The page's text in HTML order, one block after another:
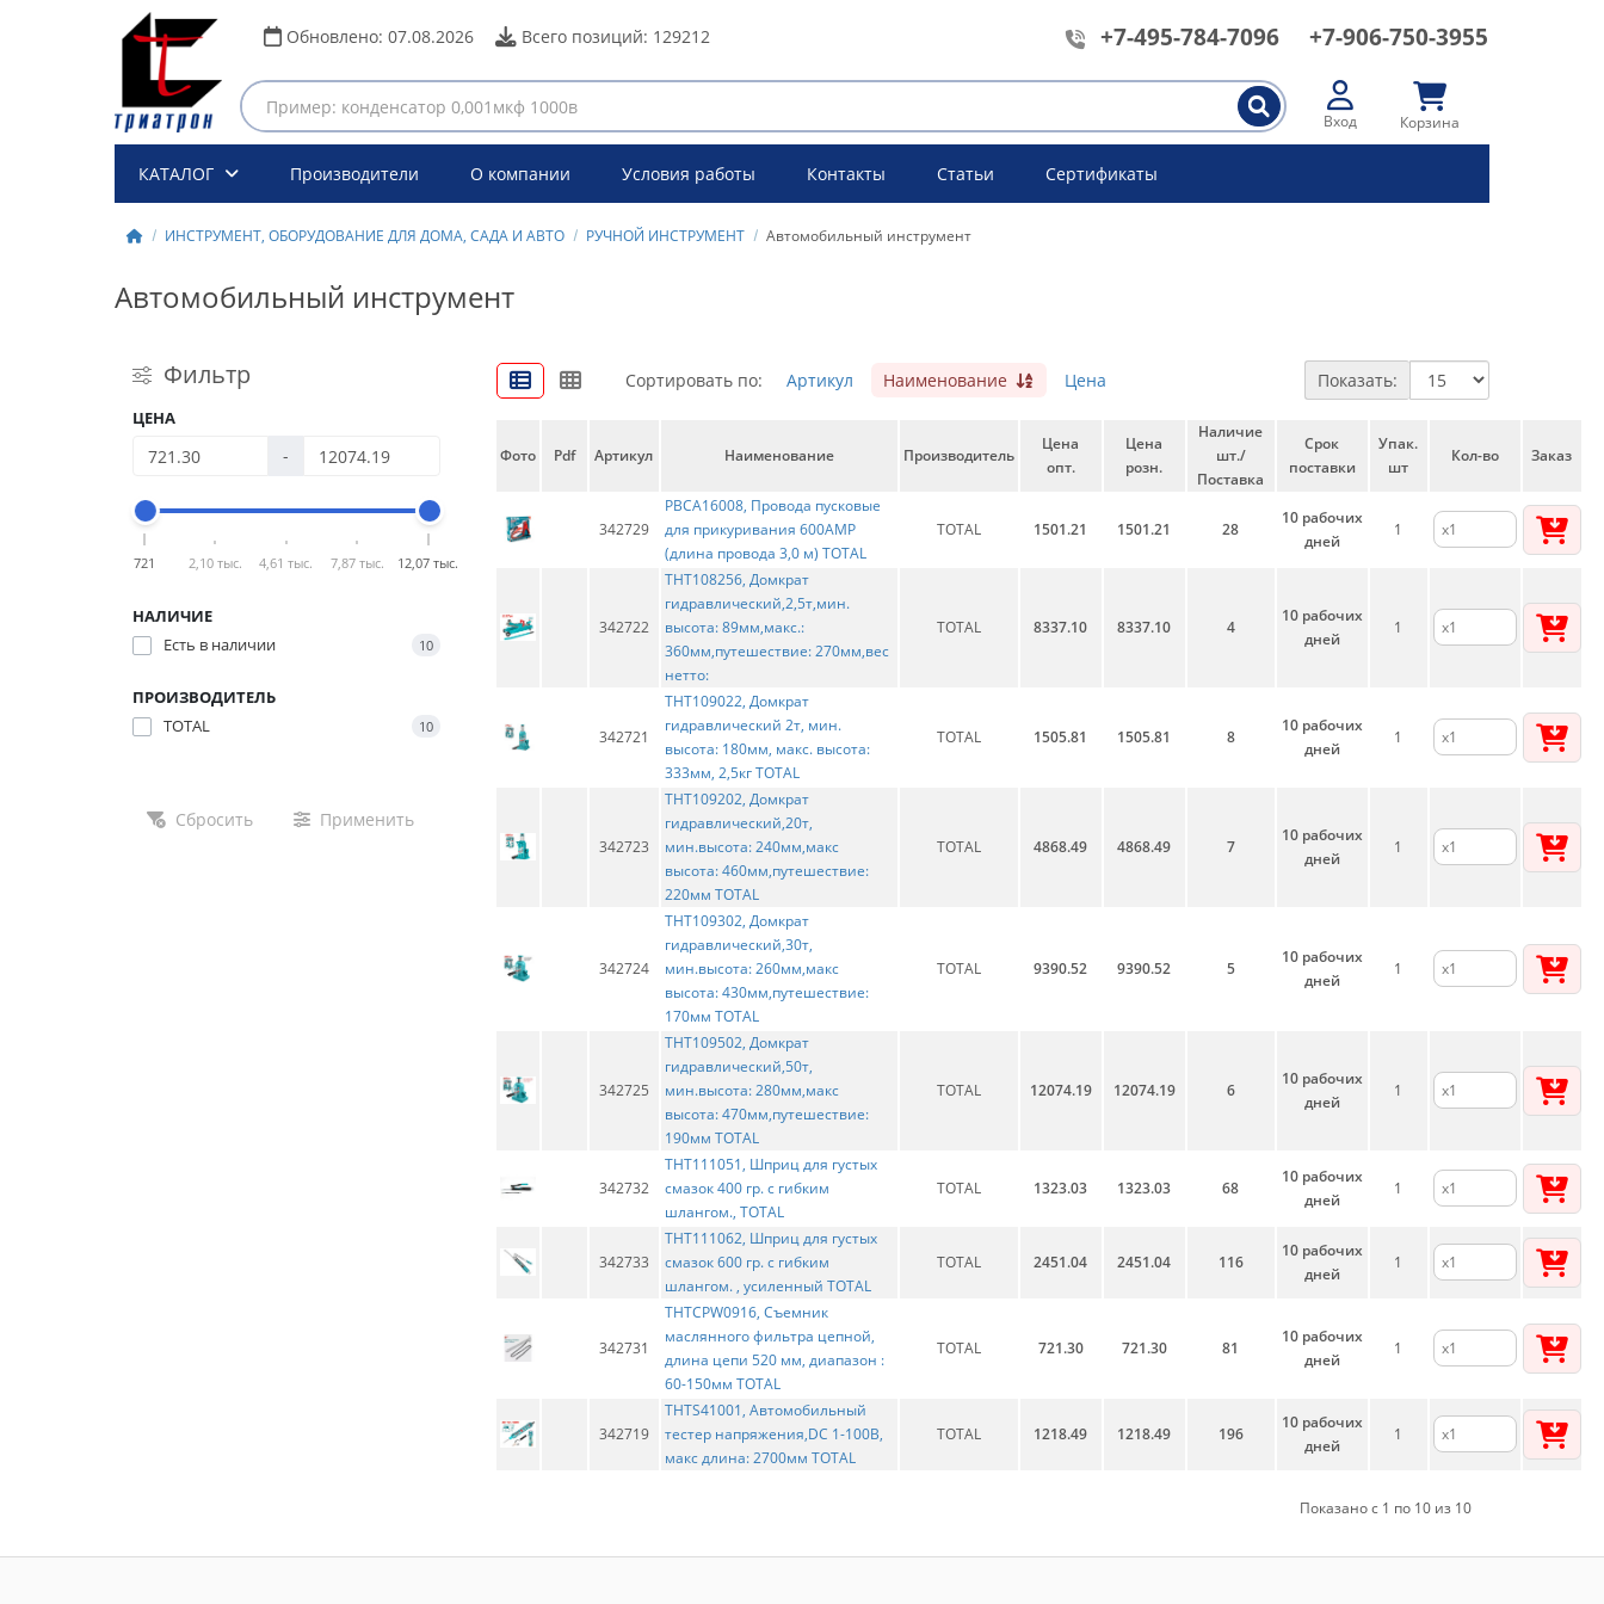
Обновлено: 07.08.2026 Всего позиций: 129212 +7-495-784-7096 +7-906-750-3955
Вход Корзина
КАТАЛОГ Производители О компании Условия работы Контакты Статьи Сертификаты
ИНСТРУМЕНТ, ОБОРУДОВАНИЕ ДЛЯ ДОМА, САДА И АВТО РУЧНОЙ ИНСТРУМЕНТ Автомобильный инструмент
Автомобильный инструмент
Фильтр
ЦЕНА
-
721 2,10 тыс. 4,61 тыс. 7,87 тыс. 12,07 тыс.
НАЛИЧИЕ
Есть в наличии
10
ПРОИЗВОДИТЕЛЬ
TOTAL
10
Сбросить Применить
Сортировать по: Артикул Наименование Цена Показать:
Фото Pdf Артикул Наименование Производитель
Цена
опт.
Цена
розн.
Наличие
шт./
Поставка
Срок
поставки
Упак.
шт
Кол-во Заказ
342729
PBCA16008, Провода пусковые
для прикуривания 600AMP
(длина провода 3,0 м) TOTAL
TOTAL 1501.21 1501.21 28
10 рабочих
дней
1
342722
THT108256, Домкрат
гидравлический,2,5т,мин.
высота: 89мм,макс.:
360мм,путешествие: 270мм,вес
нетто:
TOTAL 8337.10 8337.10 4
10 рабочих
дней
1
342721
THT109022, Домкрат
гидравлический 2т, мин.
высота: 180мм, макс. высота:
333мм, 2,5кг TOTAL
TOTAL 1505.81 1505.81 8
10 рабочих
дней
1
342723
THT109202, Домкрат
гидравлический,20т,
мин.высота: 240мм,макс
высота: 460мм,путешествие:
220мм TOTAL
TOTAL 4868.49 4868.49 7
10 рабочих
дней
1
342724
THT109302, Домкрат
гидравлический,30т,
мин.высота: 260мм,макс
высота: 430мм,путешествие:
170мм TOTAL
TOTAL 9390.52 9390.52 5
10 рабочих
дней
1
342725
THT109502, Домкрат
гидравлический,50т,
мин.высота: 280мм,макс
высота: 470мм,путешествие:
190мм TOTAL
TOTAL 12074.19 12074.19 6
10 рабочих
дней
1
342732
THT111051, Шприц для густых
смазок 400 гр. с гибким
шлангом., TOTAL
TOTAL 1323.03 1323.03 68
10 рабочих
дней
1
342733
THT111062, Шприц для густых
смазок 600 гр. с гибким
шлангом. , усиленный TOTAL
TOTAL 2451.04 2451.04 116
10 рабочих
дней
1
342731
THTCPW0916, Съемник
маслянного фильтра цепной,
длина цепи 520 мм, диапазон :
60-150мм TOTAL
TOTAL 721.30 721.30 81
10 рабочих
дней
1
342719
THTS41001, Автомобильный
тестер напряжения,DC 1-100В,
макс длина: 2700мм TOTAL
TOTAL 1218.49 1218.49 196
10 рабочих
дней
1
Показано с 1 по 10 из 10